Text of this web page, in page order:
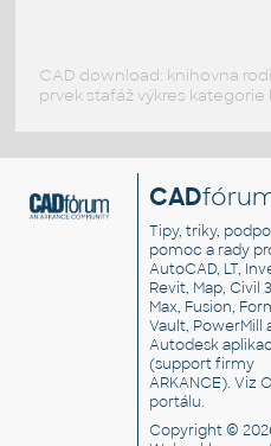
CAD download: knihovna
prvek stafáž výkres
CAD
Tipy, triky,
pomoc a rady
AutoCAD, LT,
Revit, Map, Civil
Max, Fusion,
Vault, PowerMill
Autodesk
(support firmy
ARKANCE). VizO
portálu.
Copyright ©